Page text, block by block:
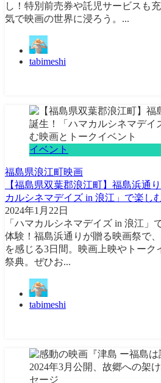
し！特別前売券や託児サービスも
気で映画の世界に浸ろう。...
tabimeshi
イベント
福島県浪江町映画
【福島県双葉郡浪江町】福島浜通
カルシネマデイズ in 浪江」で楽し
2024年1月22日
「ハマカルシネマデイズ in 浪江」
体験！福島浜通りが贈る映画祭で
を感じる3日間。映画上映やトーク
祭典。ぜひお...
tabimeshi